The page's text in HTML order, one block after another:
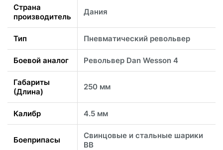
Страна
производитель
Дания
Тип Пневматический револьвер
Боевой аналог Револьвер Dan Wesson 4
Габариты
(Длина)
250 мм
Калибр 4.5 мм
Боеприпасы
Свинцовые и стальные шарики
ВВ